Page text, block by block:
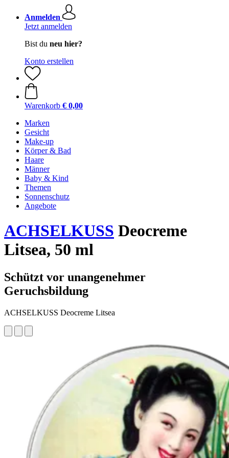
Anmelden
Jetzt anmelden
Bist du neu hier?
Konto erstellen
Warenkorb € 0,00
Marken
Gesicht
Make-up
Körper & Bad
Haare
Männer
Baby & Kind
Themen
Sonnenschutz
Angebote
ACHSELKUSS Deocreme
Litsea, 50 ml
Schützt vor unangenehmer
Geruchsbildung
ACHSELKUSS Deocreme Litsea